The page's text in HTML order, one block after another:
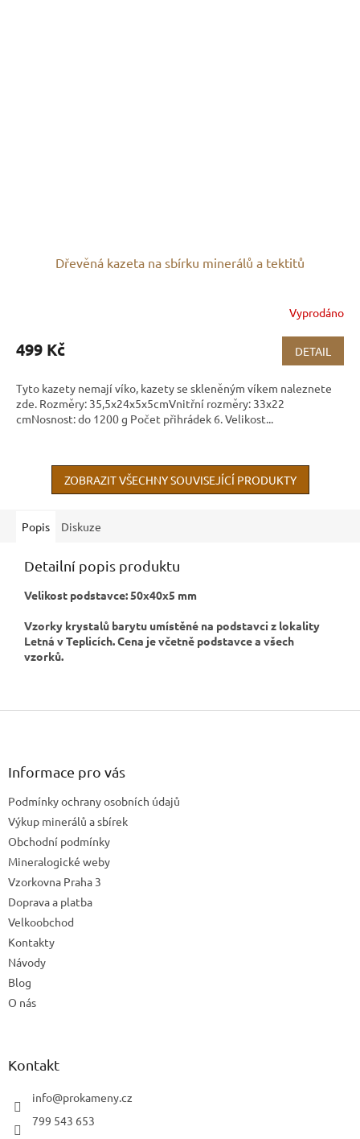
Dřevěná kazeta na sbírku minerálů a tektitů
Vyprodáno
499 Kč DETAIL
Tyto kazety nemají víko, kazety se skleněným víkem naleznete
zde. Rozměry: 35,5x24x5x5cmVnitřní rozměry: 33x22
cmNosnost: do 1200 g Počet přihrádek 6. Velikost...
ZOBRAZIT VŠECHNY SOUVISEJÍCÍ PRODUKTY
Popis Diskuze
Detailní popis produktu
Velikost podstavce: 50x40x5 mm
Vzorky krystalů barytu umístěné na podstavci z lokality
Letná v Teplicích. Cena je včetně podstavce a všech
vzorků.
Z
Informace pro vás
Podmínky ochrany osobních údajů
Výkup minerálů a sbírek
Obchodní podmínky
Mineralogické weby
Vzorkovna Praha 3
Doprava a platba
Velkoobchod
Kontakty
Návody
Blog
O nás
Kontakt
info@prokameny.cz
799 543 653